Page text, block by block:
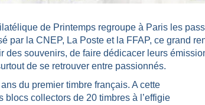
de Printemps regroupe à Paris les
par la CNEP, La Poste et la FFAP, ce grand
des souvenirs, de faire dédicacer leurs
de se retrouver entre passionnés.
du premier timbre français. A cette
collectors de 20 timbres à l’effigie